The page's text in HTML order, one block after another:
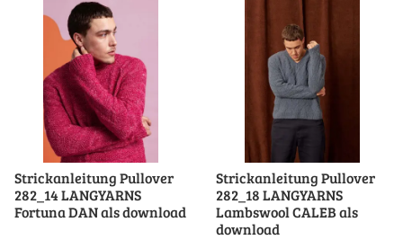
Strickanleitung Pullover
282_14 LANGYARNS
Fortuna DAN als download
Strickanleitung Pullover
282_18 LANGYARNS
Lambswool CALEB als
download